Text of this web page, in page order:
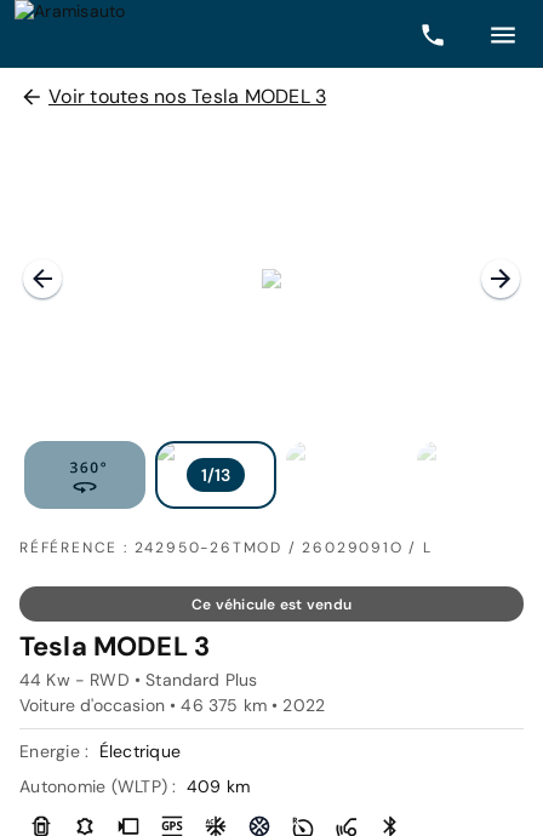
Voir toutes nos Tesla MODEL 3
RÉFÉRENCE : 242950-26TMOD / 26029091O / L
Ce véhicule est vendu
Tesla MODEL 3
44 Kw - RWD • Standard Plus
Voiture d'occasion • 46 375 km • 2022
Energie :
Électrique
Autonomie (WLTP) : 409 km